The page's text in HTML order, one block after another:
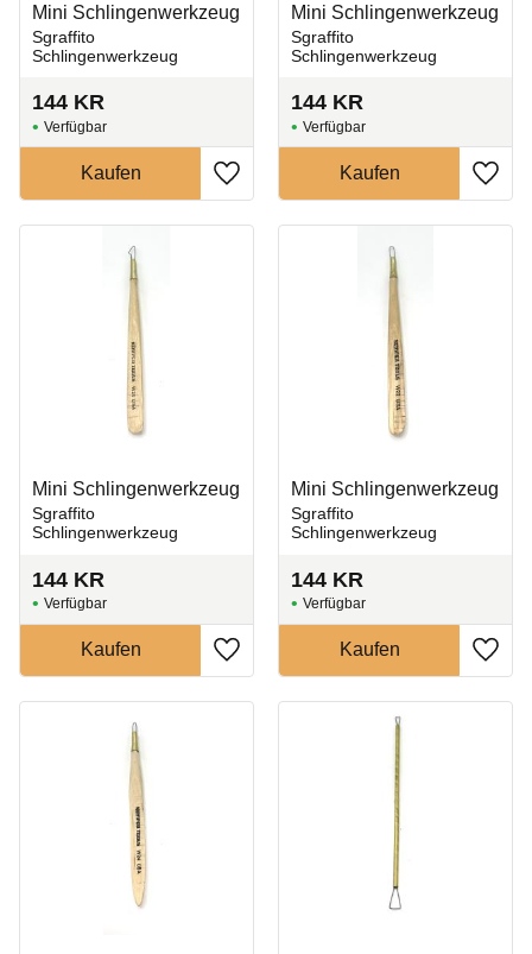
Mini Schlingenwerkzeug
Sgraffito
Schlingenwerkzeug
144 KR
Zu Favoriten hinzufügen
Mini Schlingenwerkzeug
Sgraffito
Schlingenwerkzeug
144 KR
Zu
Mini Schlingenwerkzeug
Sgraffito
Schlingenwerkzeug
144 KR
Zu Favoriten hinzufügen
Mini Schlingenwerkzeug
Sgraffito
Schlingenwerkzeug
144 KR
Zu